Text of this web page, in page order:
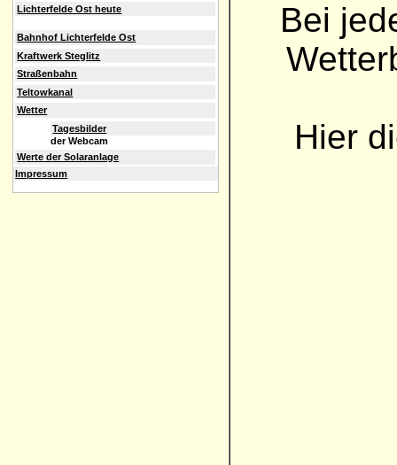
Bei
Hier
Lichterfelde Ost heute
Bahnhof Lichterfelde Ost
Kraftwerk Steglitz
Straßenbahn
Teltowkanal
Wetter
Tagesbilder
der Webcam
Werte der Solaranlage
Impressum